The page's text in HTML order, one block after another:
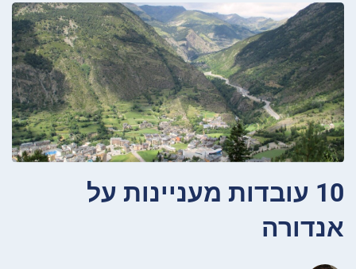
10 עובדות מעניינות על
אנדורה